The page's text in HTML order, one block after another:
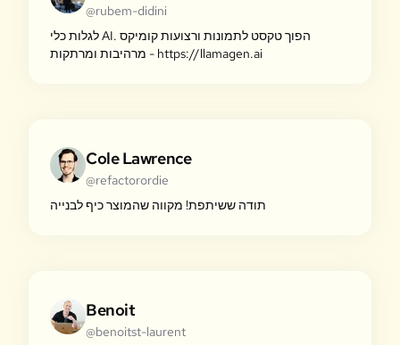
@rubem-didini
לגלות כלי AI. הפוך טקסט לתמונות ורצועות קומיקס
מרהיבות ומרתקות - https://llamagen.ai
Cole Lawrence
@refactorordie
תודה ששיתפת! מקווה שהמוצר כיף לבנייה
Benoit
@benoitst-laurent